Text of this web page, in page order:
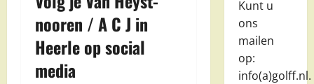
nooren / A C J in
Heerle op social
media
Kunt u
ons
mailen
op:
info(a)golff.nl.